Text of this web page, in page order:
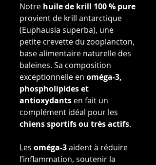
Notre huile de krill 100 % pure
provient de krill antarctique
(Euphausia superba), une
petite crevette du zooplancton,
base alimentaire naturelle des
baleines. Sa composition
exceptionnelle en oméga-3,
phospholipides et
antioxydants en fait un
complément idéal pour les
chiens sportifs ou très actifs.
Les oméga-3aident à réduire
l’inflammation, soutenir la